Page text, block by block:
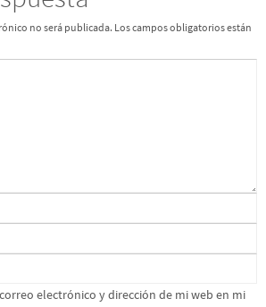
no será publicada. Los campos obligatorios están
electrónico y dirección de mi web en mi